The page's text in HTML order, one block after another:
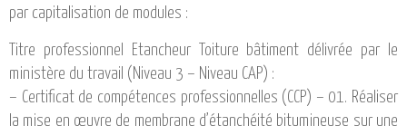
par capitalisation de modules :
Titre professionnel Etancheur Toiture bâtiment délivrée par le
ministère du travail (Niveau 3 – Niveau CAP) :
– Certificat de compétences professionnelles (CCP) – 01. Réaliser
la mise en œuvre de membrane d’étanchéité bitumineuse sur une